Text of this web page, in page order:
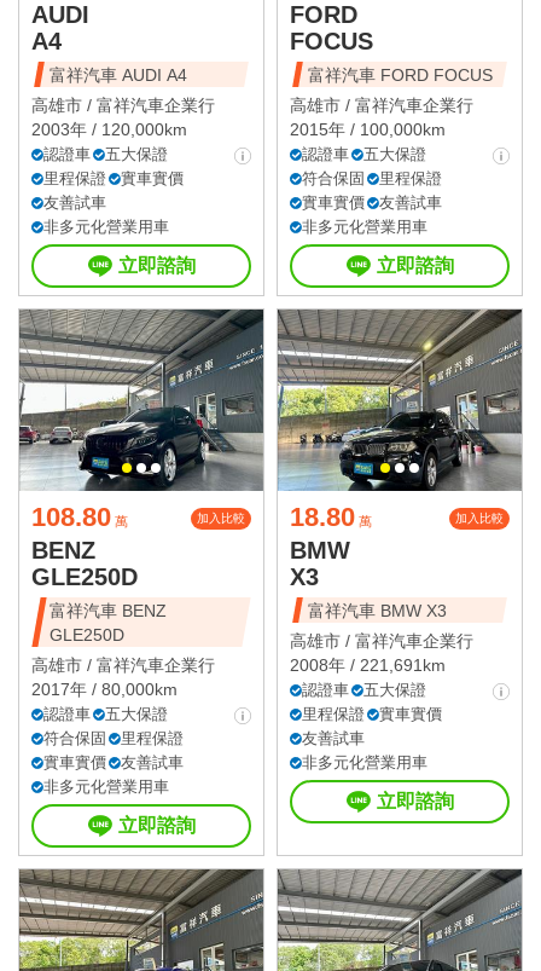
AUDI
A4
富祥汽車 AUDI A4
高雄市 / 富祥汽車企業行
2003年 / 120,000km
認證車
五大保證
里程保證
實車實價
友善試車
非多元化營業用車
立即諮詢
FORD
FOCUS
富祥汽車 FORD FOCUS
高雄市 / 富祥汽車企業行
2015年 / 100,000km
認證車
五大保證
符合保固
里程保證
實車實價
友善試車
非多元化營業用車
立即諮詢
108.80 萬 加入比較
BENZ
GLE250D
富祥汽車 BENZ
GLE250D
高雄市 / 富祥汽車企業行
2017年 / 80,000km
認證車
五大保證
符合保固
里程保證
實車實價
友善試車
非多元化營業用車
立即諮詢
18.80 萬 加入比較
BMW
X3
富祥汽車 BMW X3
高雄市 / 富祥汽車企業行
2008年 / 221,691km
認證車
五大保證
里程保證
實車實價
友善試車
非多元化營業用車
立即諮詢